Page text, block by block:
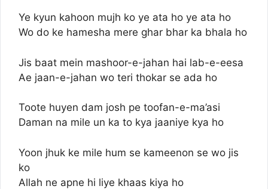
Ye kyun kahoon mujh ko ye ata ho ye ata ho
Wo do ke hamesha mere ghar bhar ka bhala ho
Jis baat mein mashoor-e-jahan hai lab-e-eesa
Ae jaan-e-jahan wo teri thokar se ada ho
Toote huyen dam josh pe toofan-e-ma’asi
Daman na mile un ka to kya jaaniye kya ho
Yoon jhuk ke mile hum se kameenon se wo jis
ko
Allah ne apne hi liye khaas kiya ho